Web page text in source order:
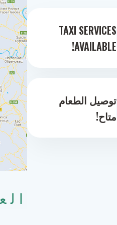
TAXI SERVICES
AVAILABLE!
توصيل الطعام
متاح!